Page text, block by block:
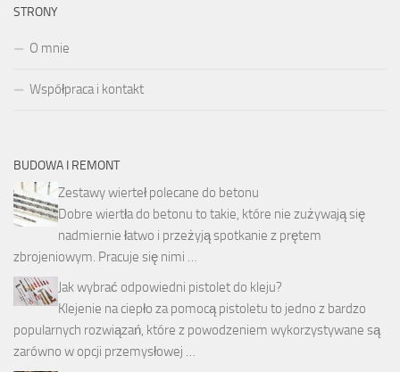
STRONY
O mnie
Współpraca i kontakt
BUDOWA I REMONT
Zestawy wierteł polecane do betonu
Dobre wiertła do betonu to takie, które nie zużywają się
nadmiernie łatwo i przeżyją spotkanie z prętem
zbrojeniowym. Pracuje się nimi …
Jak wybrać odpowiedni pistolet do kleju?
Klejenie na ciepło za pomocą pistoletu to jedno z bardzo
popularnych rozwiązań, które z powodzeniem wykorzystywane są
zarówno w opcji przemysłowej …